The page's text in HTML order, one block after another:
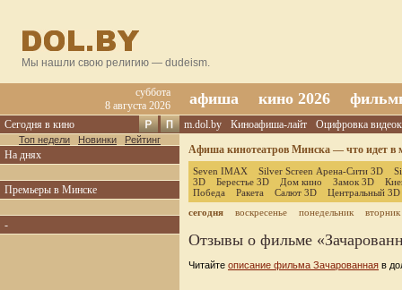
Мы нашли свою религию — dudeism.
суббота
8 августа 2026
афиша кино 2026
Сегодня в кино
Топ недели Новинки Рейтинг
На днях
Премьеры в Минске
-
m.dol.by Киноафиша-лайт
Оцифровка
Афиша кинотеатров Минска — что идет в
Seven IMAX Silver Screen Арена-Сити 3D
3D
Берестье 3D Дом кино Замок 3D
Победа
Ракета Салют 3D
Центральный 3D
сегодня
воскресенье понедельник вторник
Отзывы о фильме
Читайте описание фильма Зачарованная в